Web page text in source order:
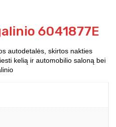
6041877E
autodetalės, skirtos nakties
kelią ir automobilio saloną bei